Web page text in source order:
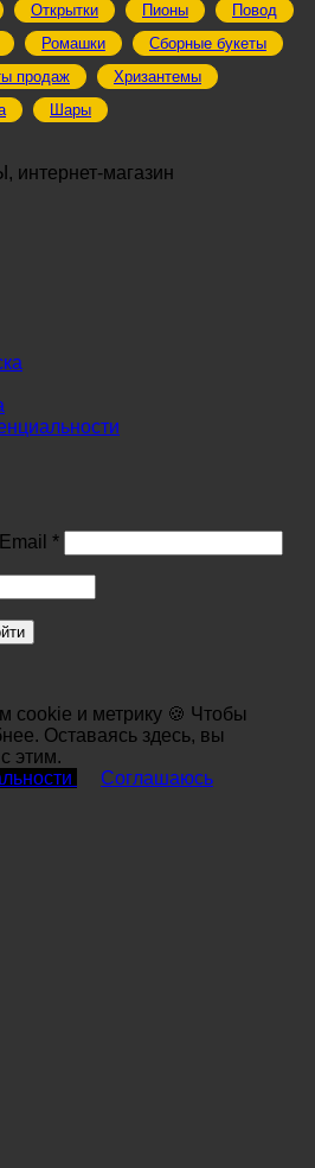
Открытки Пионы
Повод
Ромашки
Сборные букеты
продаж
Хризантемы
Шары
магазин
*Обязательно
cookie и метрику 🍪 Чтобы
Оставаясь здесь, вы
этим.
Соглашаюсь